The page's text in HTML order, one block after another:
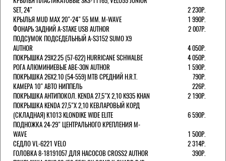
SET, 24"
2 230Р.
КРЫЛЬЯ MUD MAX 20"-24" 55 ММ. M-WAVE
1 990Р.
ФОНАРЬ ЗАДНИЙ A-STAKE USB AUTHOR
2 007Р.
ПОДСУМОК ПОДСЕДЕЛЬНЫЙ A-S3152 SUMO X9
AUTHOR
4 050Р.
ПОКРЫШКА 29X2.25 (57-622) HURRICANE SCHWALBE
4 050Р.
РОГА АЛЮМИНИЕВЫЕ ABE-30N AUTHOR
1 590Р.
ПОКРЫШКА 26X2.10 (54-559) MTB СРЕДНИЙ H.R.T.
790Р.
КАМЕРА 10" АВТО НИППЕЛЬ
226Р.
ПОКРЫШКА АНТИПОКОЛ. KENDA 27,5"Х 2,10 K935 KHAN
2 190Р.
ПОКРЫШКА KENDA 27,5"Х 2,10 КЕВЛАРОВЫЙ КОРД
(СКЛАДНАЯ) K1013 KLONDIKE WIDE ELITE
6 590Р.
ПОДНОЖКА 24-29" ЦЕНТРАЛЬНОГО КРЕПЛЕНИЯ M-
WAVE
1 500Р.
СЕДЛО VL-6221 VELO
2 314Р.
ГОЛОВКА 8-18191057 ДЛЯ НАСОСОВ CROSS2 AUTHOR
390Р.